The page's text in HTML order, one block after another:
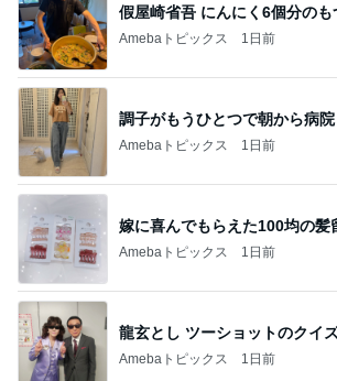
假屋崎省吾 にんにく6個分のも
Amebaトピックス 1日前
調子がもうひとつで朝から病院
Amebaトピックス 1日前
嫁に喜んでもらえた100均の髪
Amebaトピックス 1日前
龍玄とし ツーショットのクイ
Amebaトピックス 1日前